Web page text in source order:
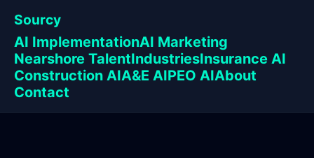
Sourcy
AI ImplementationAI Marketing
Nearshore TalentIndustriesInsurance AI
Construction AIA&E AIPEO AIAbout
Contact